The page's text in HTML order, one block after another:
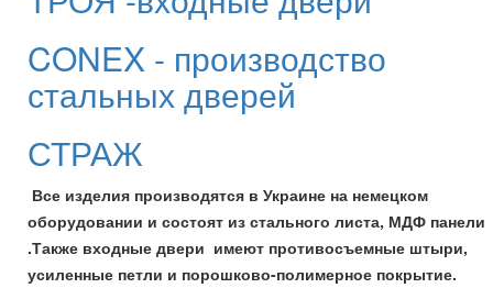
CONEX - производство
стальных дверей
СТРАЖ
Все изделия производятся в Украине на немецком
оборудовании и состоят из стального листа, МДФ панели
.Также входные двери имеют противосъемные штыри,
усиленные петли и порошково-полимерное покрытие.